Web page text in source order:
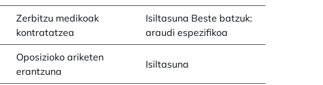
Zerbitzu medikoak
kontratatzea
Isiltasuna Beste batzuk:
araudi espezifikoa
Oposizioko ariketen
erantzuna
Isiltasuna